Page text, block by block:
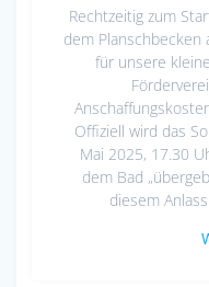
Rechtzeitig zum
dem Planschbecken
für unsere
Offiziell wird das
Mai 2025, 17.30
dem Bad
diesem